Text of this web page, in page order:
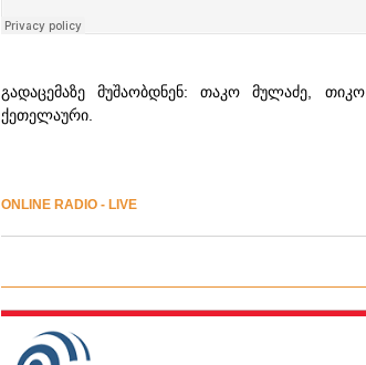
გადაცემაზე მუშაობდნენ: თაკო მულაძე,
ქეთელაური.
ONLINE RADIO - LIVE